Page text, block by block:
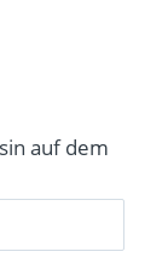
auf dem